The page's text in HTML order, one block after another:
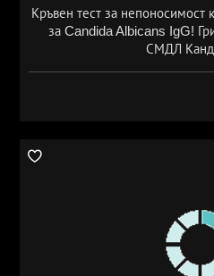
Кръвен тест за непоносимост
за Candida Albicans IgG!
СМДЛ